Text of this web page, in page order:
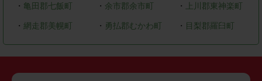
・ 亀田郡七飯町 ・ 余市郡余市町 ・ 上川郡東神楽町
・ 網走郡美幌町 ・ 勇払郡むかわ町 ・ 目梨郡羅臼町